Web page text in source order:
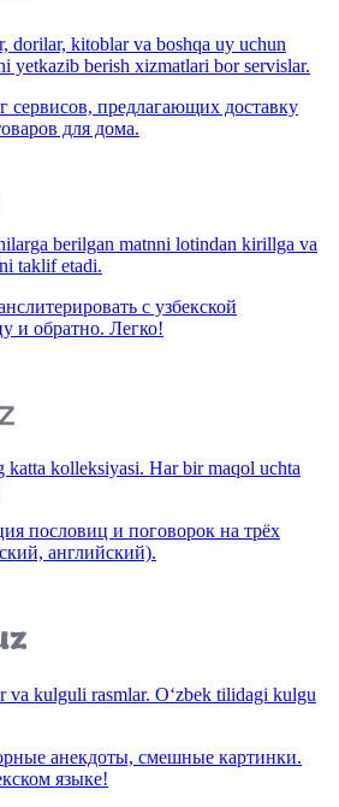
kitoblar va boshqa uy uchun
yetkazib berish xizmatlari bor servislar.
предлагающих доставку
для дома.
berilgan matnni lotindan kirillga va
taklif etadi.
с узбекской
и обратно. Легко!
katta kolleksiyasi. Har bir maqol uchta
пословиц и поговорок на трёх
английский).
va kulguli rasmlar. O‘zbek tilidagi kulgu
анекдоты, смешные картинки.
языке!